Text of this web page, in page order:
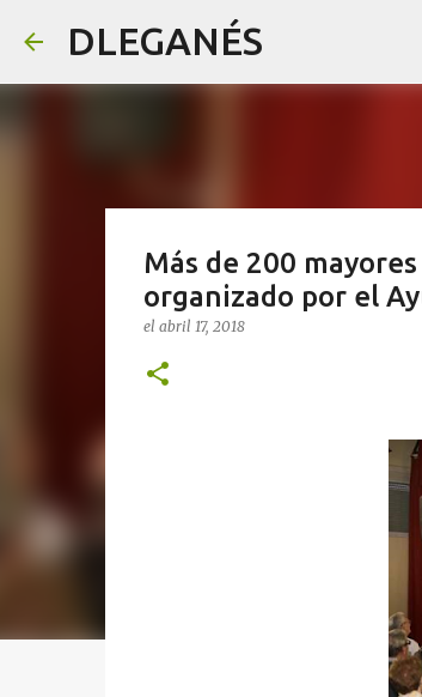
DLEGANÉS
Más de 200
organizado por el
el abril 17, 2018